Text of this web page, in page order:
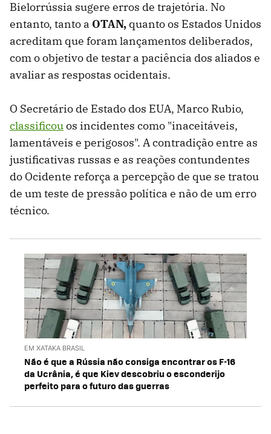
Bielorrússia sugere erros de trajetória. No
entanto, tanto a OTAN, quanto os Estados Unidos
acreditam que foram lançamentos deliberados,
com o objetivo de testar a paciência dos aliados e
avaliar as respostas ocidentais.
O Secretário de Estado dos EUA, Marco Rubio,
classificouos incidentes como "inaceitáveis,
lamentáveis ​​e perigosos". A contradição entre as
justificativas russas e as reações contundentes
do Ocidente reforça a percepção de que se tratou
de um teste de pressão política e não de um erro
técnico.
EM XATAKA BRASIL
Não é que a Rússia não consiga encontrar os F-16
da Ucrânia, é que Kiev descobriu o esconderijo
perfeito para o futuro das guerras